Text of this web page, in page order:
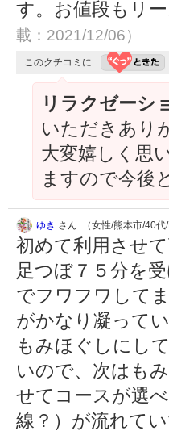
す。お値段もリ
載：2021/12/06）
このクチコミに
リラクゼーシ
いただきあり
大変嬉しく思
ますので今後
ゆき さん （女性/熊本市/40代/
初めて利用させ
足つぼ７５分を
でフワフワして
がかなり凝って
もみほぐしにし
いので、次はも
せてコースが選
線？）が流れて